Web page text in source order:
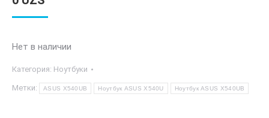
Нет в наличии
Категория: Ноутбуки
Метки: ASUS X540UB Ноутбук ASUS X540U Ноутбук ASUS X540UB